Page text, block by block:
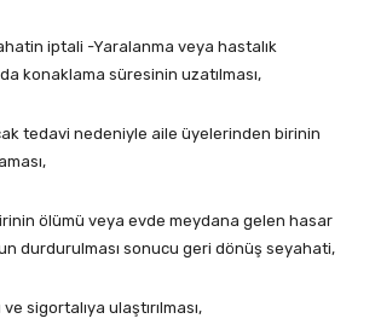
iptali -Yaralanma veya hastalık
konaklama süresinin uzatılması,
tedavi nedeniyle aile üyelerinden birinin
ölümü veya evde meydana gelen hasar
durdurulması sonucu geri dönüş seyahati,
sigortalıya ulaştırılması,